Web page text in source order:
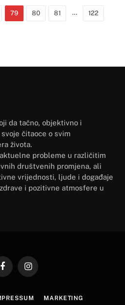
79 80 81 … 122
da tačno, objektivno i
čitaoce o svim
života.
probleme u različitim
društvenih promjena, ali
vrijednosti, ljude i događaje
i pozitivne atmosfere u
FacebookInstagram
MARKETING